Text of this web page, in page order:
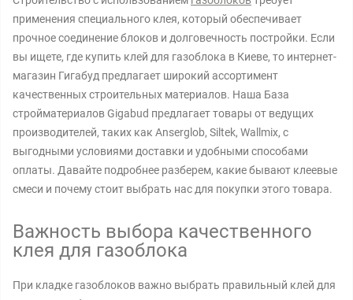
применения специального клея, который обеспечивает
прочное соединение блоков и долговечность постройки. Если
вы ищете, где купить клей для газоблока в Киеве, то интернет-
магазин Гигабуд предлагает широкий ассортимент
качественных строительных материалов. Наша База
стройматериалов Gigabud предлагает товары от ведущих
производителей, таких как Anserglob, Siltek, Wallmix, с
выгодными условиями доставки и удобными способами
оплаты. Давайте подробнее разберем, какие бывают клеевые
смеси и почему стоит выбрать нас для покупки этого товара.
Важность выбора качественного
клея для газоблока
При кладке газоблоков важно выбрать правильный клей для